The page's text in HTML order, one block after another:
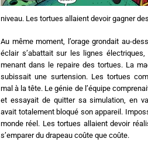
niveau. Les tortues allaient devoir gagner
Au même moment, l’orage grondait au-
éclair s’abattait sur les lignes
menant dans le repaire des tortues. La
subissait une surtension. Les tortues
mal à la tête. Le génie de l’équipe
et essayait de quitter sa simulation, en
avait totalement bloqué son appareil.
monde réel. Les tortues allaient devoir
s’emparer du drapeau coûte que coûte.